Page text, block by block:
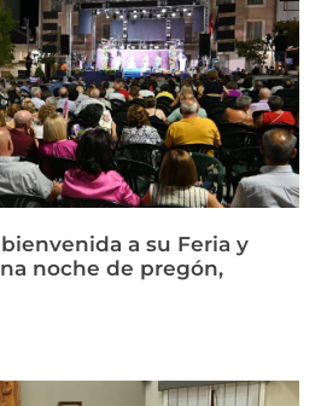
a su Feria y
noche de pregón,